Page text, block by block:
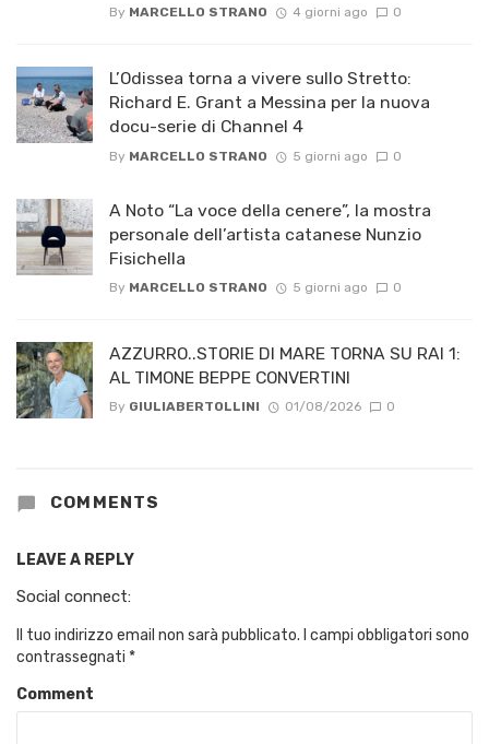
By MARCELLO STRANO 4 giorni ago 0
L’Odissea torna a vivere sullo Stretto:
Richard E. Grant a Messina per la nuova
docu-serie di Channel 4
By MARCELLO STRANO 5 giorni ago 0
A Noto “La voce della cenere”, la mostra
personale dell’artista catanese Nunzio
Fisichella
By MARCELLO STRANO 5 giorni ago 0
AZZURRO..STORIE DI MARE TORNA SU RAI 1:
AL TIMONE BEPPE CONVERTINI
By GIULIABERTOLLINI 01/08/2026 0
COMMENTS
LEAVE A REPLY
Social connect:
Il tuo indirizzo email non sarà pubblicato. I campi obbligatori sono
contrassegnati *
Comment